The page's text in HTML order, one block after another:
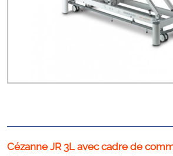
Cézanne JR 3L avec cadre de